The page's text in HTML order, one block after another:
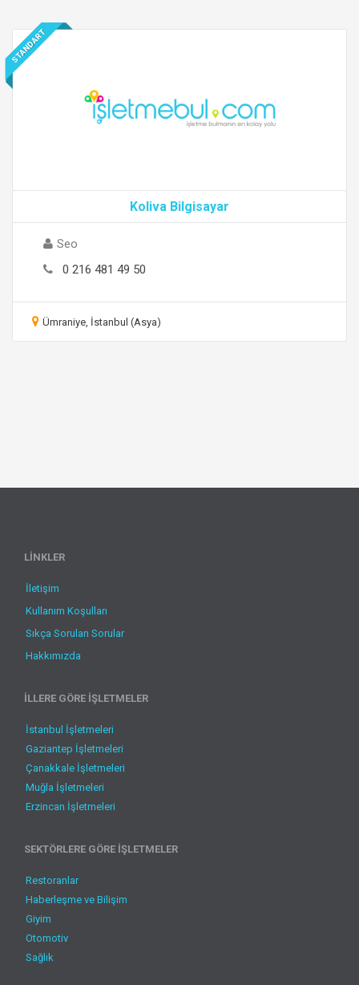
STANDART
Koliva Bilgisayar
Seo
0 216 481 49 50
Ümraniye, İstanbul (Asya)
LİNKLER
İletişim
Kullanım Koşulları
Sıkça Sorulan Sorular
Hakkımızda
İLLERE GÖRE İŞLETMELER
İstanbul İşletmeleri
Gaziantep İşletmeleri
Çanakkale İşletmeleri
Muğla İşletmeleri
Erzincan İşletmeleri
SEKTÖRLERE GÖRE İŞLETMELER
Restoranlar
Haberleşme ve Bilişim
Giyim
Otomotiv
Sağlık